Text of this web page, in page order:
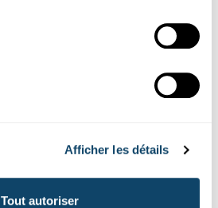
Afficher les détails
Tout autoriser